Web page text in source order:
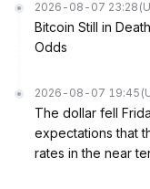
2026-08-07 23:28
Bitcoin Still in
Odds
2026-08-07 19:45
The dollar fell
expectations that
rates in the near